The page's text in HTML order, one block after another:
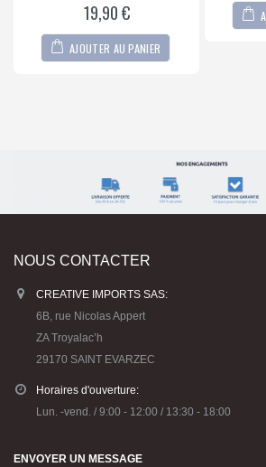
19,90€
AJOUTER AU PANIER
NOUS CONTACTER
CREATIVE IMPORTS SAS:
6B, rue Nicolas Appert
ZA Troyalac’h
29170 SAINT EVARZEC
Horaires d'ouverture:
Lun. -vend. / 9:00 - 12:00 / 13:30 - 18:00
ENVOYER UN MESSAGE